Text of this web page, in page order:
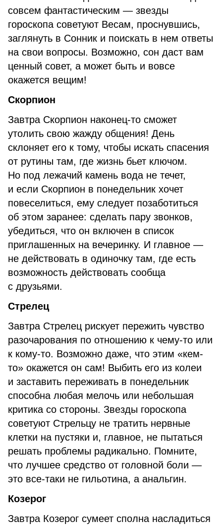
совсем фантастическим — звезды
гороскопа советуют Весам, проснувшись,
заглянуть в Сонник и поискать в нем ответы
на свои вопросы. Возможно, сон даст вам
ценный совет, а может быть и вовсе
окажется вещим!
Скорпион
Завтра Скорпион наконец-то сможет
утолить свою жажду общения! День
склоняет его к тому, чтобы искать спасения
от рутины там, где жизнь бьет ключом.
Но под лежачий камень вода не течет,
и если Скорпион в понедельник хочет
повеселиться, ему следует позаботиться
об этом заранее: сделать пару звонков,
убедиться, что он включен в список
приглашенных на вечеринку. И главное —
не действовать в одиночку там, где есть
возможность действовать сообща
с друзьями.
Стрелец
Завтра Стрелец рискует пережить чувство
разочарования по отношению к чему-то или
к кому-то. Возможно даже, что этим «кем-
то» окажется он сам! Выбить его из колеи
и заставить переживать в понедельник
способна любая мелочь или небольшая
критика со стороны. Звезды гороскопа
советуют Стрельцу не тратить нервные
клетки на пустяки и, главное, не пытаться
решать проблемы радикально. Помните,
что лучшее средство от головной боли —
это все-таки не гильотина, а анальгин.
Козерог
Завтра Козерог сумеет сполна насладиться